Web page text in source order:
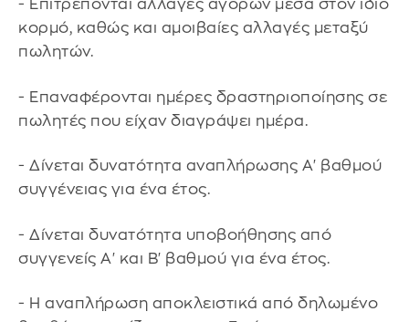
- Επιτρέπονται αλλαγές αγορών μέσα στον ίδιο
κορμό, καθώς και αμοιβαίες αλλαγές μεταξύ
πωλητών.
- Επαναφέρονται ημέρες δραστηριοποίησης σε
πωλητές που είχαν διαγράψει ημέρα.
- Δίνεται δυνατότητα αναπλήρωσης Α' βαθμού
συγγένειας για ένα έτος.
- Δίνεται δυνατότητα υποβοήθησης από
συγγενείς Α' και Β' βαθμού για ένα έτος.
- Η αναπλήρωση αποκλειστικά από δηλωμένο